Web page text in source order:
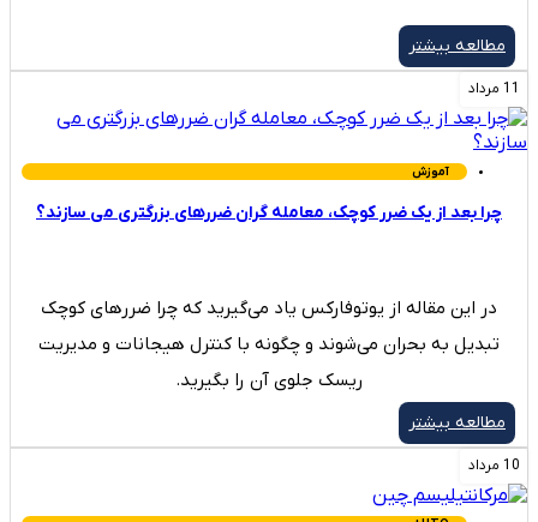
مطالعه بیشتر
11 مرداد
آموزش
چرا بعد از یک ضرر کوچک، معامله‌ گران ضررهای بزرگتری می ‌سازند؟
در این مقاله از یوتوفارکس یاد می‌گیرید که چرا ضررهای کوچک
تبدیل به بحران می‌شوند و چگونه با کنترل هیجانات و مدیریت
ریسک جلوی آن را بگیرید.
مطالعه بیشتر
10 مرداد